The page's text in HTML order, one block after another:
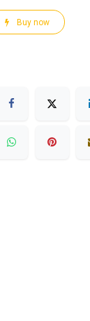
Buy now